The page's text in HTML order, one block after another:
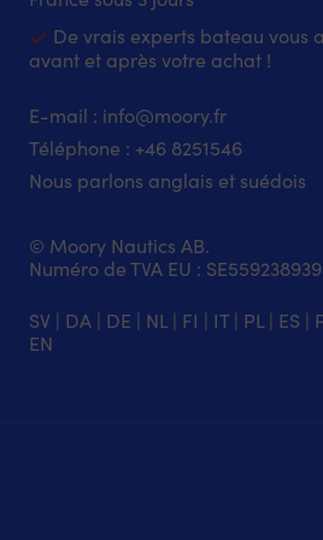
De vrais experts bateau vous
avant et après votre achat !
E-mail : info@moory.fr
Téléphone : +46 8251546
Nous parlons anglais et suédois
© Moory Nautics AB.
Numéro de TVA EU :
SV | DA | DE | NL | FI | IT| PL | ES |
EN